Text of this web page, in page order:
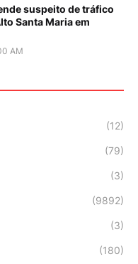
suspeito de tráfico
Santa Maria em
AM
(12)
(79)
(3)
(9892)
(3)
(180)